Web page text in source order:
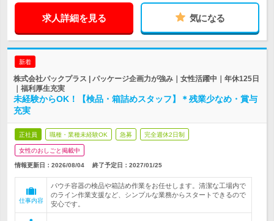
求人詳細を見る 気になる
新着
株式会社パックプラス | パッケージ企画力が強み｜女性活躍中｜年休125日
｜福利厚生充実
未経験からOK！【検品・箱詰めスタッフ】＊残業少なめ・賞与
充実
正社員 職種・業種未経験OK 急募 完全週休2日制
女性のおしごと掲載中
情報更新日：2026/08/04 終了予定日： 2027/01/25
仕事内容
パウチ容器の検品や箱詰め作業をお任せします。清潔な工場内で
のライン作業支援など、シンプルな業務からスタートできるので
安心です。